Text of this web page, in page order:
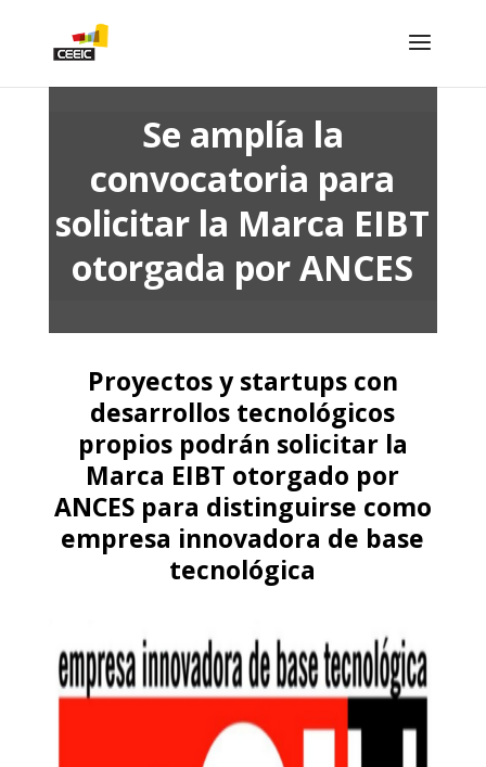
Se amplía la
convocatoria para
solicitar la Marca EIBT
otorgada por ANCES
Proyectos y startups con
desarrollos tecnológicos
propios podrán solicitar la
Marca EIBT otorgado por
ANCES para distinguirse como
empresa innovadora de base
tecnológica